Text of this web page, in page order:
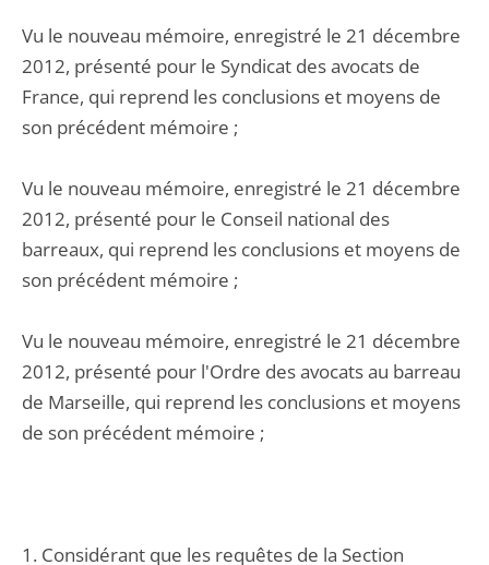
Vu le nouveau mémoire, enregistré le 21 décembre
2012, présenté pour le Syndicat des avocats de
France, qui reprend les conclusions et moyens de
son précédent mémoire ;
Vu le nouveau mémoire, enregistré le 21 décembre
2012, présenté pour le Conseil national des
barreaux, qui reprend les conclusions et moyens de
son précédent mémoire ;
Vu le nouveau mémoire, enregistré le 21 décembre
2012, présenté pour l'Ordre des avocats au barreau
de Marseille, qui reprend les conclusions et moyens
de son précédent mémoire ;
1. Considérant que les requêtes de la Section